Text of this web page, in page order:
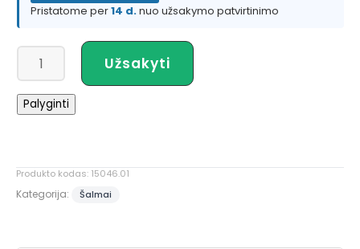
Pristatome per14 d.nuo užsakymo patvirtinimo
kiekis:
NRS
Storm
Užsakyti
Palyginti
Produkto kodas: 15046.01
Kategorija: Šalmai